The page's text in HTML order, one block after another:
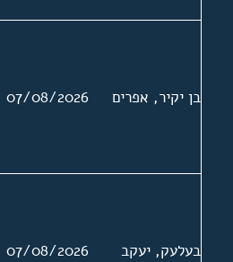
בן יקיר, אפרים 07/08/2026
בעלעק, יעקב 07/08/2026